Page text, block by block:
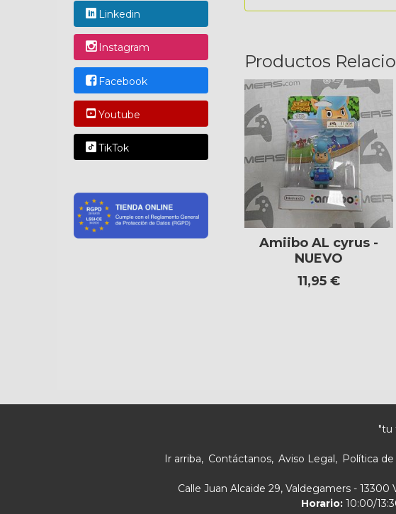
Linkedin
Instagram
Facebook
Youtube
TikTok
Productos
Amiibo AL cyrus -
NUEVO
11,95 €
"tu
Ir arriba Contáctanos Aviso Legal Política
Calle Juan Alcaide 29, Valdegamers -
Horario:10:00/